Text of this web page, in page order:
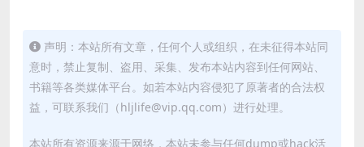
声明：本站所有文章，任何个人或组织，在未征得本站同
意时，禁止复制、盗用、采集、发布本站内容到任何网站、
书籍等各类媒体平台。如若本站内容侵犯了原著者的合法权
益，可联系我们（hljlife@vip.qq.com）进行处理。
本站所有资源来源于网络，本站未参与任何dump或hack活